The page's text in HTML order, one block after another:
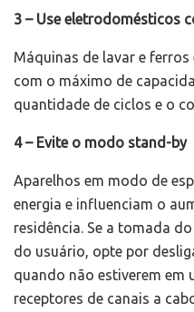
3 – Use eletrodomésticos
Máquinas de lavar e
com o máximo de
quantidade de ciclos e o
4 – Evite o modo stand-by
Aparelhos em modo de
energia e influenciam o
residência. Se a tomada
do usuário, opte por
quando não estiverem em
receptores de canais a